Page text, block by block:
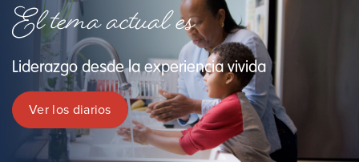
El tema actual es
Liderazgo desde la experiencia vivida
Ver los diarios